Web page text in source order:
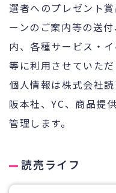
選者へのプレゼント
ーンのご案内等の送
内、各種サービス・
等に利用させていた
個人情報は株式会社
阪本社、YC、商品提
管理します。
読売ライフ